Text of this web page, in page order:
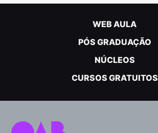
WEB AULA
PÓS GRADUAÇÃO
NÚCLEOS
CURSOS GRATUITOS